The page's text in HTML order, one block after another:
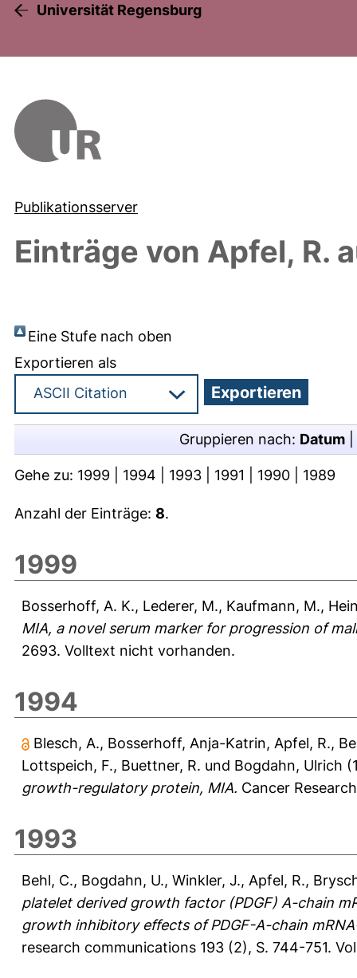
Universität Regensburg
Publikationsserver
Einträge von Apfel, R.
Eine Stufe nach oben
Exportieren als
Gruppieren nach: Datum
Gehe zu: 1999 1994 1993 1991 1990 1989
Anzahl der Einträge: 8.
1999
Bosserhoff, A. K., Lederer, M., Kaufmann, M.,
MIA, a novel serum marker for progression of
2693. Volltext nicht vorhanden.
1994
Blesch, A., Bosserhoff, Anja-Katrin, Apfel, R.,
Lottspeich, F., Buettner, R. und Bogdahn, Ulrich
growth-regulatory protein, MIA. Cancer
1993
Behl, C., Bogdahn, U., Winkler, J., Apfel, R.,
platelet derived growth factor (PDGF) A-chain
growth inhibitory effects of PDGF-A-chain
research communications 193 (2), S. 744-751.